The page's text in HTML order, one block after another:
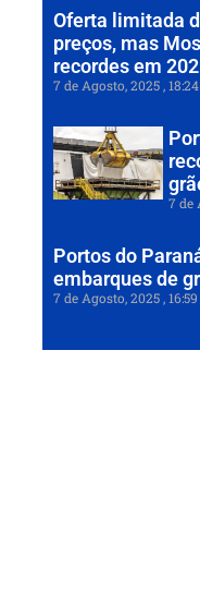
Oferta limitada
preços, mas
recordes em
7 de Agosto, 2025 18:24
7 de
Portos do
embarques de
7 de Agosto, 2025 16:59